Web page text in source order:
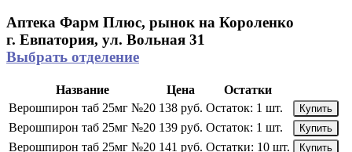
Аптека Фарм Плюс, рынок на Короленко
г. Евпатория, ул. Вольная 31
Выбрать отделение
Название Цена
Остатки
Верошпирон таб 25мг №20 138 руб. Остаток: 1 шт. Купить
Верошпирон таб 25мг №20 139 руб. Остаток: 1 шт. Купить
Верошпирон таб 25мг №20 141 руб. Остатки: 10 шт. Купить